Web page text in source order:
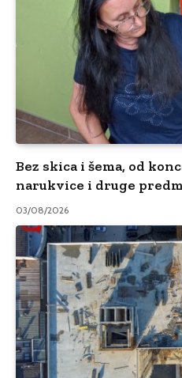
Bez skica i šema, od
narukvice i druge
03/08/2026